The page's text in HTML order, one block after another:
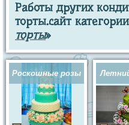
Работы других
торты.сайт
торты»
Роскошные розы